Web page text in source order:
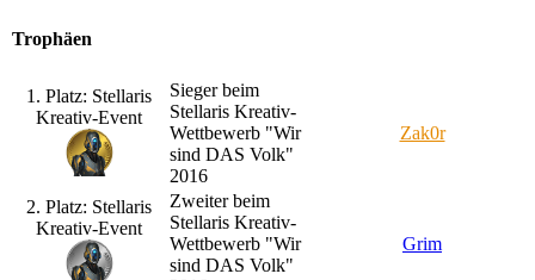
Trophäen
1. Platz: Stellaris
Kreativ-Event
Sieger beim
Stellaris Kreativ-
Wettbewerb "Wir
sind DAS Volk"
2016
Zak0r
2. Platz: Stellaris
Kreativ-Event
Zweiter beim
Stellaris Kreativ-
Wettbewerb "Wir
sind DAS Volk"
Grim